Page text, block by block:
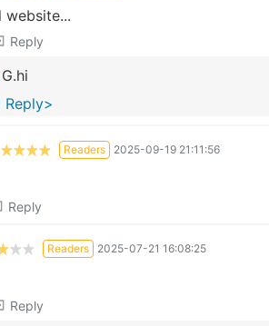
website...
Reply
G.hi
Reply>
Readers 2025-09-19 21:11:56
Reply
Readers 2025-07-21 16:08:25
Reply